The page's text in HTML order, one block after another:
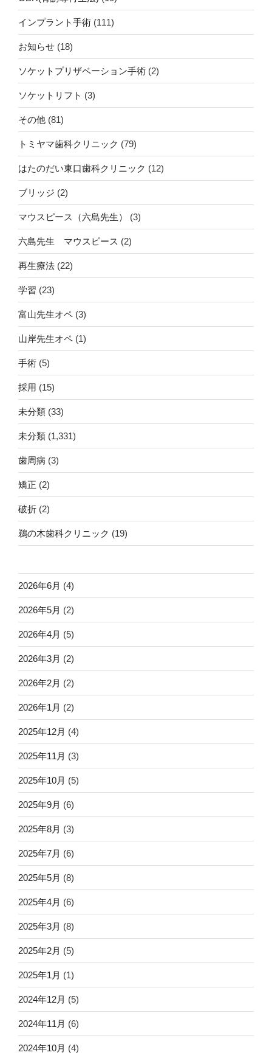
インプラント手術 (111)
お知らせ (18)
ソケットプリザベーション手術 (2)
ソケットリフト (3)
その他 (81)
トミヤマ歯科クリニック (79)
はたのだい東口歯科クリニック (12)
ブリッジ (2)
マウスピース（六島先生） (3)
六島先生 マウスピース (2)
再生療法 (22)
学習 (23)
富山先生オペ (3)
山岸先生オペ (1)
手術 (5)
採用 (15)
未分類 (33)
未分類 (1,331)
歯周病 (3)
矯正 (2)
破折 (2)
鵜の木歯科クリニック (19)
2026年6月 (4)
2026年5月 (2)
2026年4月 (5)
2026年3月 (2)
2026年2月 (2)
2026年1月 (2)
2025年12月 (4)
2025年11月 (3)
2025年10月 (5)
2025年9月 (6)
2025年8月 (3)
2025年7月 (6)
2025年5月 (8)
2025年4月 (6)
2025年3月 (8)
2025年2月 (5)
2025年1月 (1)
2024年12月 (5)
2024年11月 (6)
2024年10月 (4)